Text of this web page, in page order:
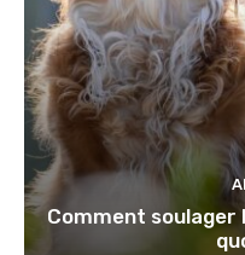
Comment soulager